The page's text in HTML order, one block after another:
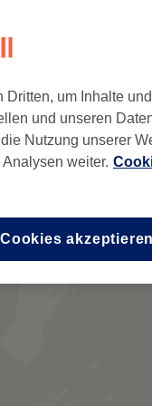
um Inhalte
und unseren
Nutzung unserer
weiter.
akzeptieren